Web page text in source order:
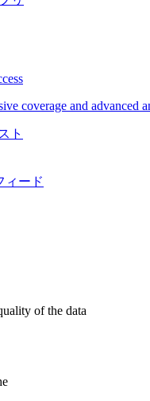
coverage and advanced
ト
ィード
of the data